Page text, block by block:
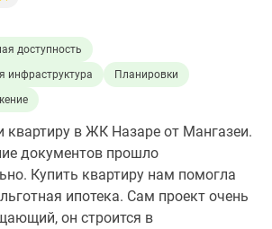
доступность
инфраструктура
Планировки
квартиру в ЖК Назаре от Мангазеи.
документов прошло
Купить квартиру нам помогла
ипотека. Сам проект очень
он строится в